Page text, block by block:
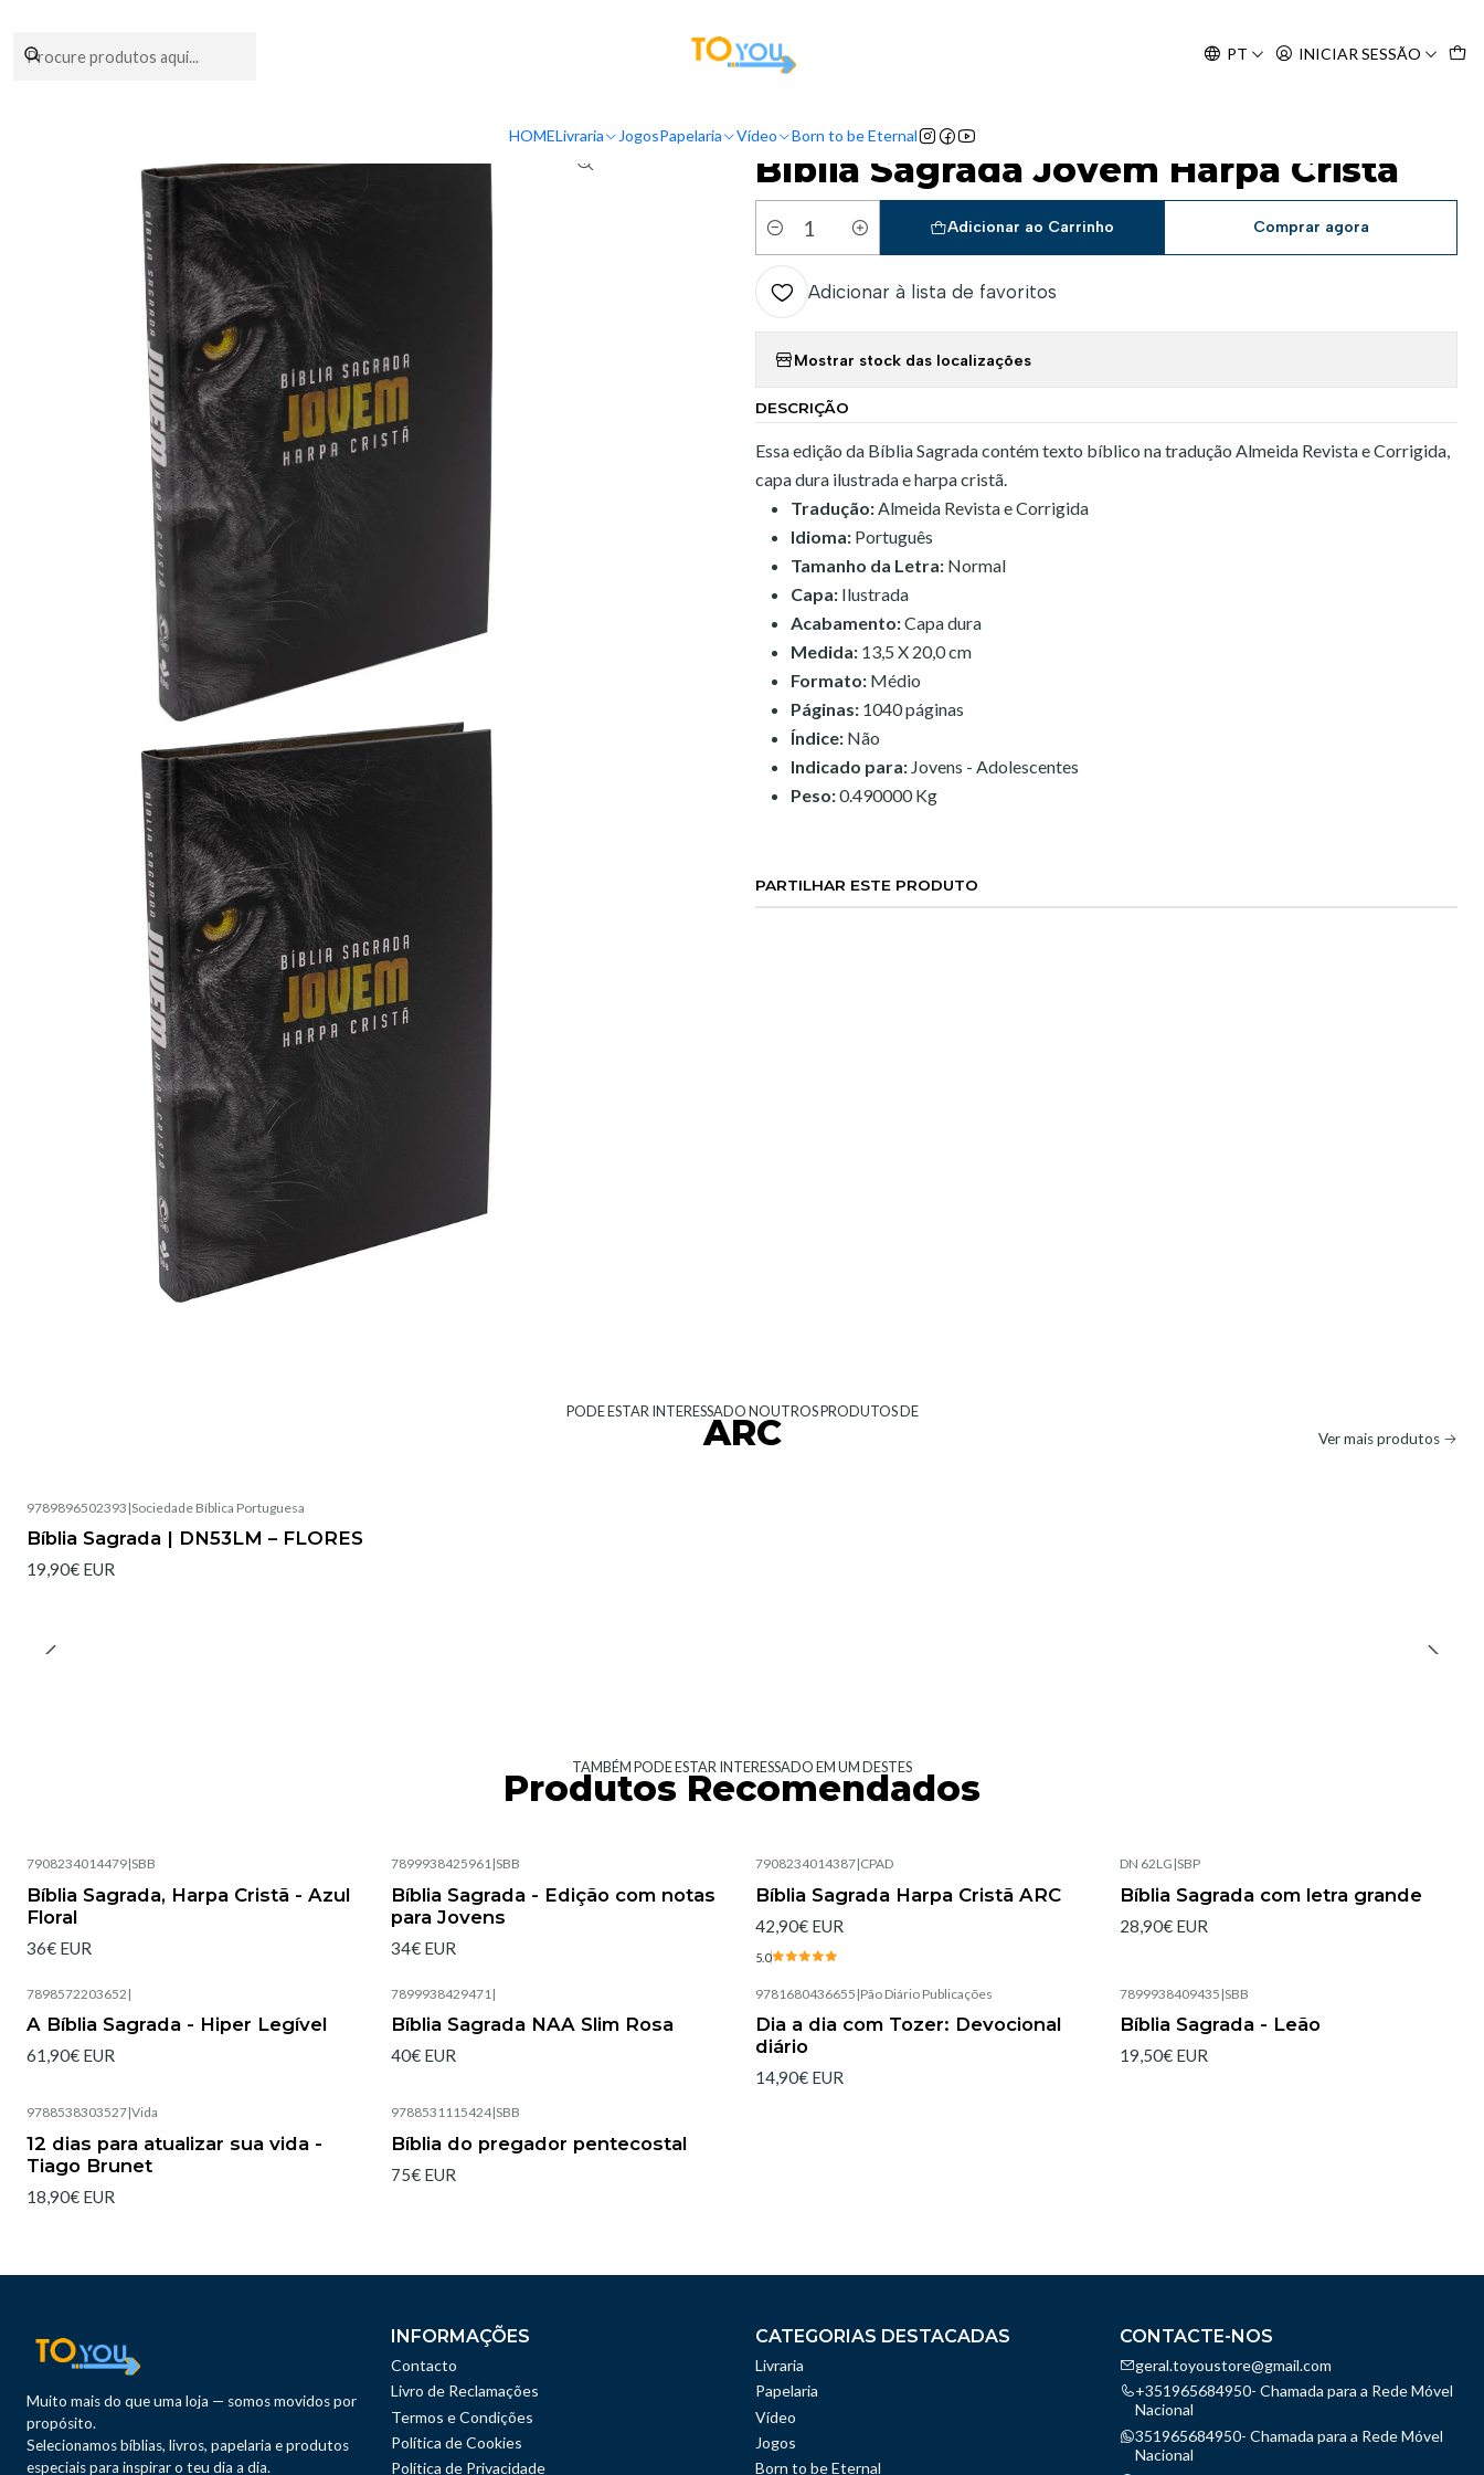
PT INICIAR SESSÃO
HOMELivraria JogosPapelaria Vídeo Born to be Eternal
Bíblia Sagrada Jovem Harpa Cristã
|
Bíblia Sagrada Jovem Harpa Cristã
Quantidade
Adicionar ao Carrinho Comprar agora
Adicionar à lista de favoritos
Mostrar stock das localizações
DESCRIÇÃO
Essa edição da Bíblia Sagrada contém texto bíblico na tradução Almeida Revista e Corrigida,
capa dura ilustrada e harpa cristã.
Tradução:Almeida Revista e Corrigida
Idioma: Português
Tamanho da Letra: Normal
Capa: Ilustrada
Acabamento:Capa dura
Medida: 13,5 X 20,0 cm
Formato: Médio
Páginas: 1040 páginas
Índice: Não
Indicado para: Jovens - Adolescentes
Peso:0.490000 Kg
PARTILHAR ESTE PRODUTO
PODE ESTAR INTERESSADO NOUTROS PRODUTOS DE
ARC Ver mais produtos
9789896502393 |Sociedade Bíblica Portuguesa
Bíblia Sagrada | DN53LM – FLORES
19,90€ EUR
TAMBÉM PODE ESTAR INTERESSADO EM UM DESTES
Produtos Recomendados
7908234014479|SBB
Bíblia Sagrada, Harpa Cristã - Azul
Floral
36€ EUR
7899938425961|SBB
Bíblia Sagrada - Edição com notas
para Jovens
34€ EUR
7908234014387|CPAD
Bíblia Sagrada Harpa Cristã ARC
42,90€ EUR
5.0
DN 62LG |SBP
Bíblia Sagrada com letra grande
28,90€ EUR
7898572203652 |
A Bíblia Sagrada - Hiper Legível
61,90€ EUR
7899938429471 |
Bíblia Sagrada NAA Slim Rosa
40€ EUR
9781680436655 |Pão Diário Publicações
Dia a dia com Tozer: Devocional
diário
14,90€ EUR
7899938409435 |SBB
Bíblia Sagrada - Leão
19,50€ EUR
9788538303527|Vida
12 dias para atualizar sua vida -
Tiago Brunet
18,90€ EUR
9788531115424|SBB
Bíblia do pregador pentecostal
75€ EUR
Muito mais do que uma loja — somos movidos por
propósito.
Selecionamos bíblias, livros, papelaria e produtos
especiais para inspirar o teu dia a dia.
INFORMAÇÕES
Contacto
Livro de Reclamações
Termos e Condições
Política de Cookies
Política de Privacidade
CATEGORIAS DESTACADAS
Livraria
Papelaria
Vídeo
Jogos
Born to be Eternal
CONTACTE-NOS
geral.toyoustore@gmail.com
+351965684950- Chamada para a Rede Móvel
Nacional
351965684950- Chamada para a Rede Móvel
Nacional